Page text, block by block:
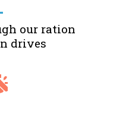
our ration
drives